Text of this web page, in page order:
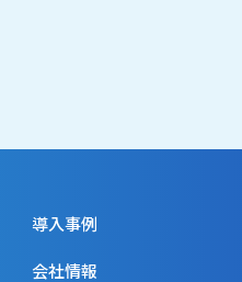
導入事例
会社情報